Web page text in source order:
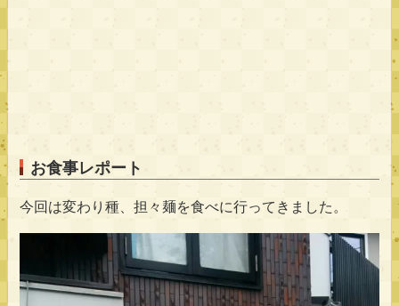
お食事レポート
今回は変わり種、担々麺を食べに行ってきました。